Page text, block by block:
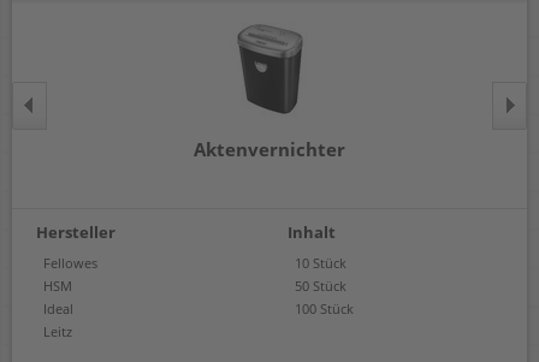
Aktenvernichter
Hersteller
Fellowes
HSM
Ideal
Leitz
Inhalt
10 Stück
50 Stück
100 Stück